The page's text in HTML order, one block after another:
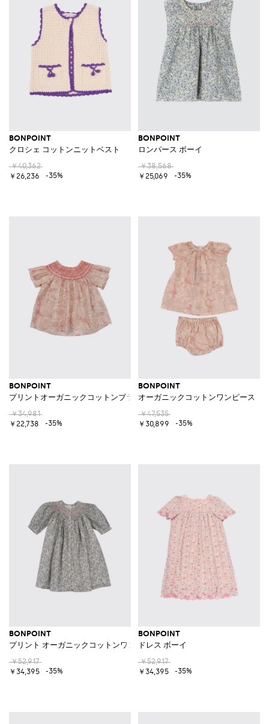
BONPOINT
クロシェ コットンニットベスト
￥40,362
￥26,236
-35%
BONPOINT
ロンパース ボーイ
￥38,568
￥25,069
-35%
BONPOINT
プリントオーガニックコットンブラウス
￥34,981
￥22,738
-35%
BONPOINT
オーガニックコットンワンピース
￥47,535
￥30,899
-35%
BONPOINT
プリント オーガニックコットンワンピース
￥52,917
￥34,395
-35%
BONPOINT
ドレス ボーイ
￥52,917
￥34,395
-35%